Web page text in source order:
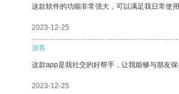
这款软件的功能非常强大，可以满足我日常使用
2023-12-25
游客
这款app是我社交的好帮手，让我能够与朋友保
2023-12-25